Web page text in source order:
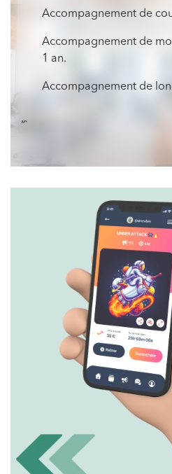
Accompagnement de
Accompagnement de
1 an.
Accompagnement de
“`